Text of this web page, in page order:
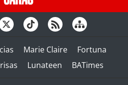
Marie Claire
Fortuna
Lunateen BATimes